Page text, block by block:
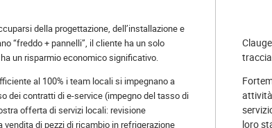
della progettazione, dell’installazione e
“freddo + pannelli”, il cliente ha un solo
un risparmio economico significativo.
al 100% i team locali si impegnano a
dei contratti di e-service (impegno del tasso di
offerta di servizi locali: revisione
di pezzi di ricambio in refrigerazione
loro